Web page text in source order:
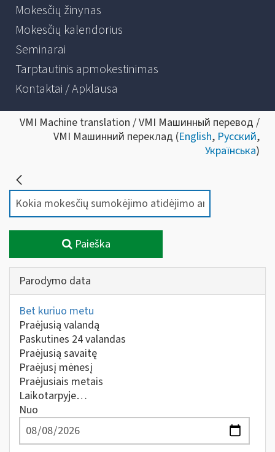
Mokesčių žinynas
Mokesčių kalendorius
Seminarai
Tarptautinis apmokestinimas
Kontaktai / Apklausa
VMI Machine translation / VMI Машинный перевод /
VMI Машинний переклад (English, Русский,
Українська)
Paieška
Parodymo data
Bet kuriuo metu
Praėjusią valandą
Paskutines 24 valandas
Praėjusią savaitę
Praėjusį mėnesį
Praėjusiais metais
Laikotarpyje…
Nuo